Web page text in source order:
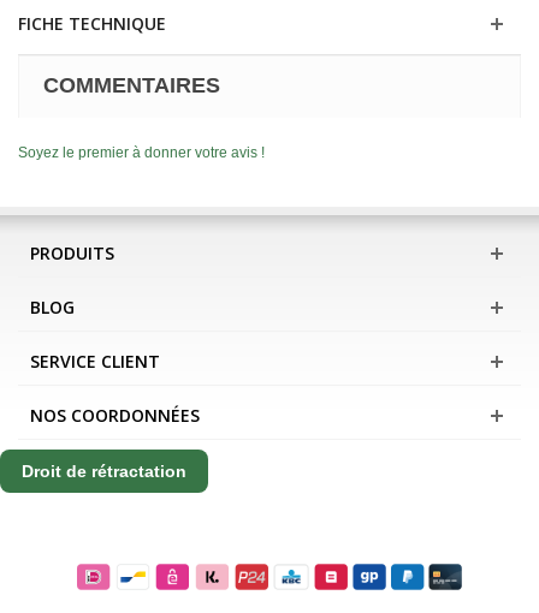
FICHE TECHNIQUE
COMMENTAIRES
Soyez le premier à donner votre avis !
PRODUITS
BLOG
SERVICE CLIENT
NOS COORDONNÉES
Droit de rétractation